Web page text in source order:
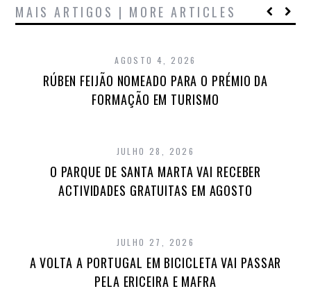
MAIS ARTIGOS | MORE ARTICLES
AGOSTO 4, 2026
RÚBEN FEIJÃO NOMEADO PARA O PRÉMIO DA
FORMAÇÃO EM TURISMO
JULHO 28, 2026
O PARQUE DE SANTA MARTA VAI RECEBER
ACTIVIDADES GRATUITAS EM AGOSTO
JULHO 27, 2026
A VOLTA A PORTUGAL EM BICICLETA VAI PASSAR
PELA ERICEIRA E MAFRA